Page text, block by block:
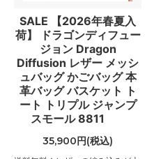
SALE 【2026年春夏入
荷】 ドラゴンディフュー
ジョン Dragon
Diffusion レザー メッシ
ュバッグ かごバッグ 本
革バッグ バスケット ト
ート トリプル ジャンプ
スモール 8811
35,900円(税込)